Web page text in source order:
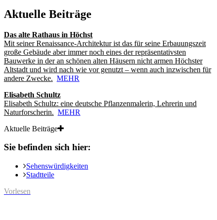
Aktuelle Beiträge
Das alte Rathaus in Höchst
Mit seiner Renaissance-Architektur ist das für seine Erbauungszeit
große Gebäude aber immer noch eines der repräsentativsten
Bauwerke in der an schönen alten Häusern nicht armen Höchster
Altstadt und wird nach wie vor genutzt – wenn auch inzwischen für
andere Zwecke. MEHR
Elisabeth Schultz
Elisabeth Schultz: eine deutsche Pflanzenmalerin, Lehrerin und
Naturforscherin. MEHR
Aktuelle Beiträge
Sie befinden sich hier:
Sehenswürdigkeiten
Stadtteile
Vorlesen